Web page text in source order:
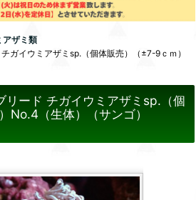
アザミ類
ガイウミアザミsp.（個体販売）（±7-9ｃｍ）
リード チガイウミアザミsp.（個
No.4（生体）（サンゴ）